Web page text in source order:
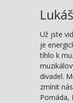
Už jste
je
tíhlo k
divadel.
zmínit
Pomáda,